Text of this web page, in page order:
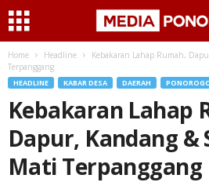
Home Headline
Kebakaran Lahap Rumah,
Terpanggang
HEADLINE KABAR DESA DAERAH
Kebakaran Lahap
Dapur, Kandang &
Mati Terpanggang